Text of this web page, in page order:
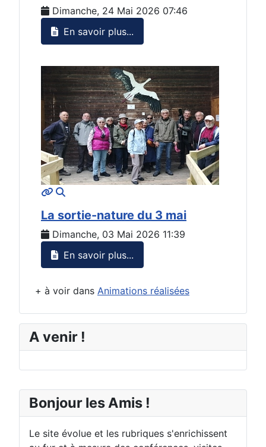
Bonjour les Amis !
Le site évolue et les rubriques s'enrichissent
Dimanche, 24 Mai 2026 07:46
En savoir plus...
MOD_JTCS_VIEW_ARTICLE_LINK
La sortie-nature du 3 mai
Dimanche, 03 Mai 2026 11:39
En savoir plus...
+ à voir dans Animations réalisées
A venir !